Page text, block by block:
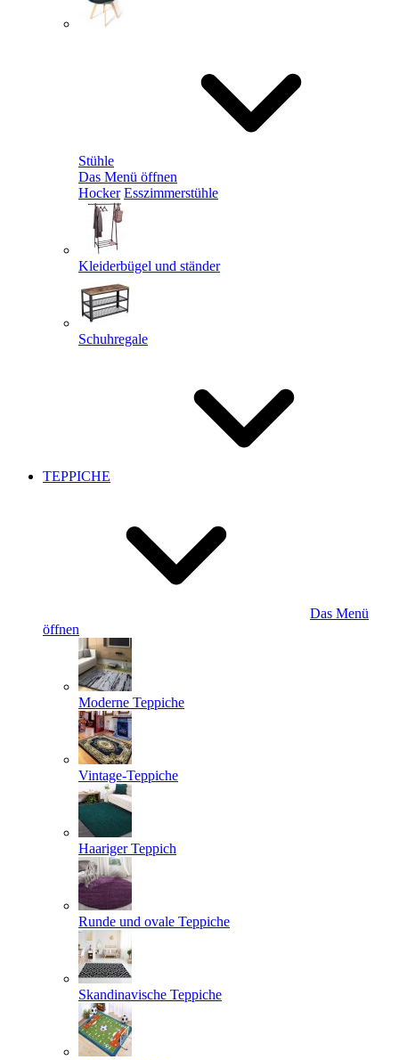
Stühle
Das Menü öffnen
Hocker Esszimmerstühle
Kleiderbügel und ständer
Schuhregale
TEPPICHE
Das Menü
öffnen
Moderne Teppiche
Vintage-Teppiche
Haariger Teppich
Runde und ovale Teppiche
Skandinavische Teppiche